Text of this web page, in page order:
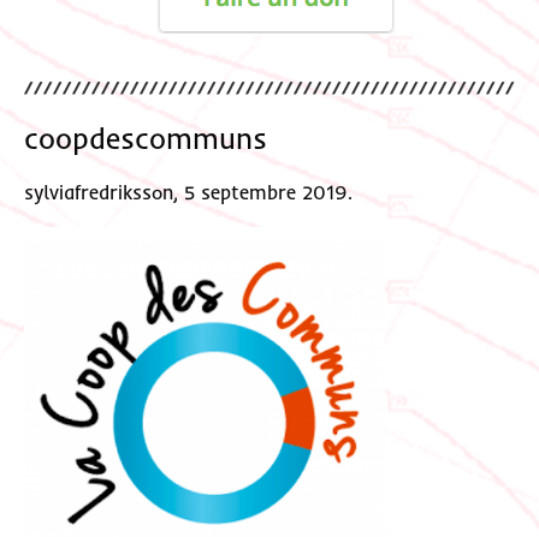
coopdescommuns
sylviafredriksson, 5 septembre 2019.